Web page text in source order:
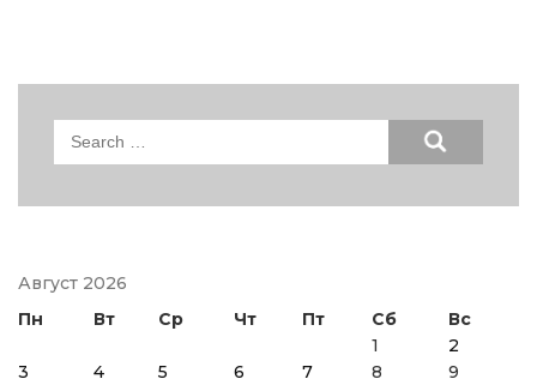
Search
Август 2026
Пн
Вт Ср Чт Пт Сб
Вс
1
2
3
4 5 6 7 8
9